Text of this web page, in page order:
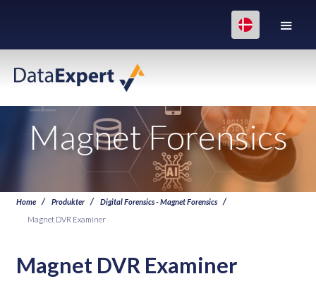
Magnet Forensics
Home Produkter
Digital Forensics - Magnet Forensics
Magnet DVR Examiner
Magnet DVR Examiner